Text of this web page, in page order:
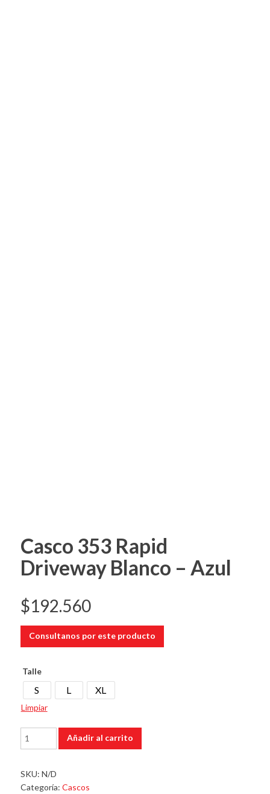
Casco 353 Rapid
Driveway Blanco – Azul
$192.560
Consultanos por este producto
Talle
S L XL
Limpiar
Casco
353
Driveway
Blanco
Añadir al carrito
SKU: N/D
Categoría: Cascos